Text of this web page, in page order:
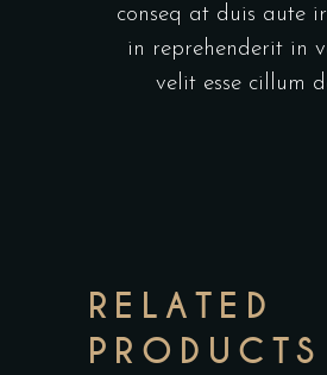
conseq at duis aute
in reprehenderit in
velit esse cillum
RELATED
PRODUCTS